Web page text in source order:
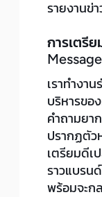
รายงานข่
การเตรี
Message
เราทำงา
บริหารขอ
คำถามยา
ปรากฏตัว
เตรียมดีเ
ราวแบรน
พร้อมจะก